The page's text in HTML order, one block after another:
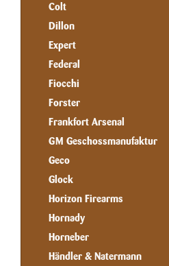
Colt
Dillon
Expert
Federal
Fiocchi
Forster
Frankfort Arsenal
GM Geschossmanufaktur
Geco
Glock
Horizon Firearms
Hornady
Horneber
Händler & Natermann